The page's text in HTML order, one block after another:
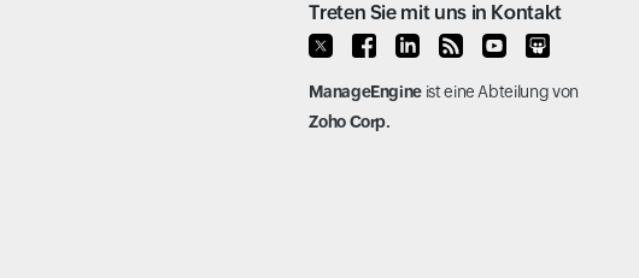
Treten Sie mit uns in Kontakt
ManageEngine ist eine Abteilung von
Zoho Corp.